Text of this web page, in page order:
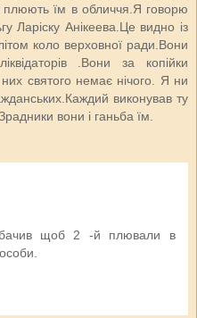
плюють їм в обличчя.Я говорю
Ларіску Анікеева.Це видно із
коло верховної ради.Вони
.Вони за копійки
святого немає нічого. Я ни
виконував ту
вони і ганьба їм.
щоб 2 -й плювали в